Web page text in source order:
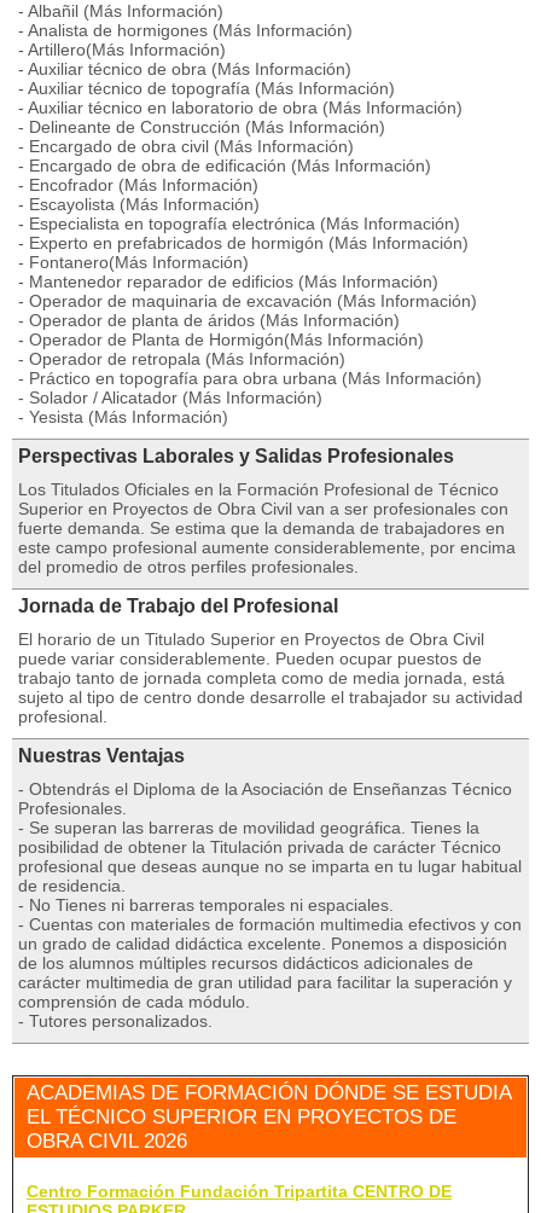
- Albañil (Más Información)
- Analista de hormigones (Más Información)
- Artillero(Más Información)
- Auxiliar técnico de obra (Más Información)
- Auxiliar técnico de topografía (Más Información)
- Auxiliar técnico en laboratorio de obra (Más Información)
- Delineante de Construcción (Más Información)
- Encargado de obra civil (Más Información)
- Encargado de obra de edificación (Más Información)
- Encofrador (Más Información)
- Escayolista (Más Información)
- Especialista en topografía electrónica (Más Información)
- Experto en prefabricados de hormigón (Más Información)
- Fontanero(Más Información)
- Mantenedor reparador de edificios (Más Información)
- Operador de maquinaria de excavación (Más Información)
- Operador de planta de áridos (Más Información)
- Operador de Planta de Hormigón(Más Información)
- Operador de retropala (Más Información)
- Práctico en topografía para obra urbana (Más Información)
- Solador / Alicatador (Más Información)
- Yesista (Más Información)
Perspectivas Laborales y Salidas Profesionales
Los Titulados Oficiales en la Formación Profesional de Técnico
Superior en Proyectos de Obra Civil van a ser profesionales con
fuerte demanda. Se estima que la demanda de trabajadores en
este campo profesional aumente considerablemente, por encima
del promedio de otros perfiles profesionales.
Jornada de Trabajo del Profesional
El horario de un Titulado Superior en Proyectos de Obra Civil
puede variar considerablemente. Pueden ocupar puestos de
trabajo tanto de jornada completa como de media jornada, está
sujeto al tipo de centro donde desarrolle el trabajador su actividad
profesional.
Nuestras Ventajas
- Obtendrás el Diploma de la Asociación de Enseñanzas Técnico
Profesionales.
- Se superan las barreras de movilidad geográfica. Tienes la
posibilidad de obtener la Titulación privada de carácter Técnico
profesional que deseas aunque no se imparta en tu lugar habitual
de residencia.
- No Tienes ni barreras temporales ni espaciales.
- Cuentas con materiales de formación multimedia efectivos y con
un grado de calidad didáctica excelente. Ponemos a disposición
de los alumnos múltiples recursos didácticos adicionales de
carácter multimedia de gran utilidad para facilitar la superación y
comprensión de cada módulo.
- Tutores personalizados.
ACADEMIAS DE FORMACIÓN DÓNDE SE ESTUDIA
EL TÉCNICO SUPERIOR EN PROYECTOS DE
OBRA CIVIL 2026
Centro Formación Fundación Tripartita CENTRO DE